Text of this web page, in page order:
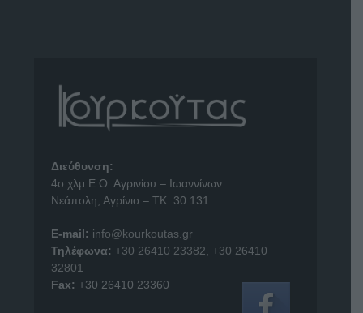
Διεύθυνση:
4o χλμ Ε.Ο. Αγρινίου – Ιωαννίνων
Νεάπολη, Αγρίνιο – ΤΚ: 30 131
E-mail: info@kourkoutas.gr
Τηλέφωνα: +30 26410 23382
+30 26410
32801
Fax: +30 26410 23360